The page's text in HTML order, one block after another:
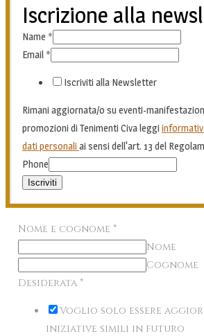
Iscrizione alla
Name *
Email *
Iscriviti alla Newsletter
Rimani aggiornata/o su eventi-
promozioni di Tenimenti Civa leggi
dati personali ai sensi dell'art. 13 del
Phone
Iscriviti
Nome e cognome *
Nome
Cognome
Desiderata *
Voglio solo essere
iniziative simili in futuro